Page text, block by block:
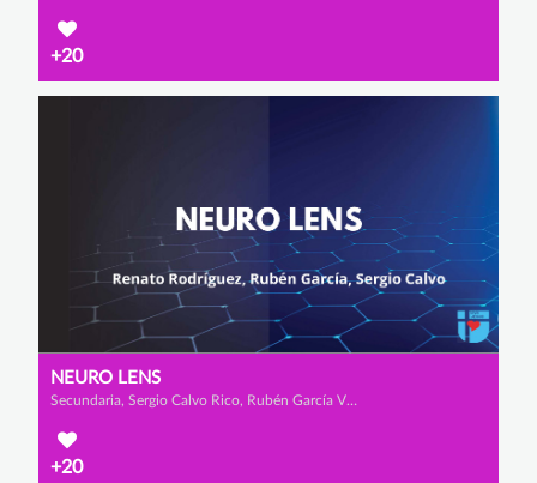
+20
NEURO LENS
Secundaria, Sergio Calvo Rico, Rubén García Villaescusa y Renato Rodríguez López
+20